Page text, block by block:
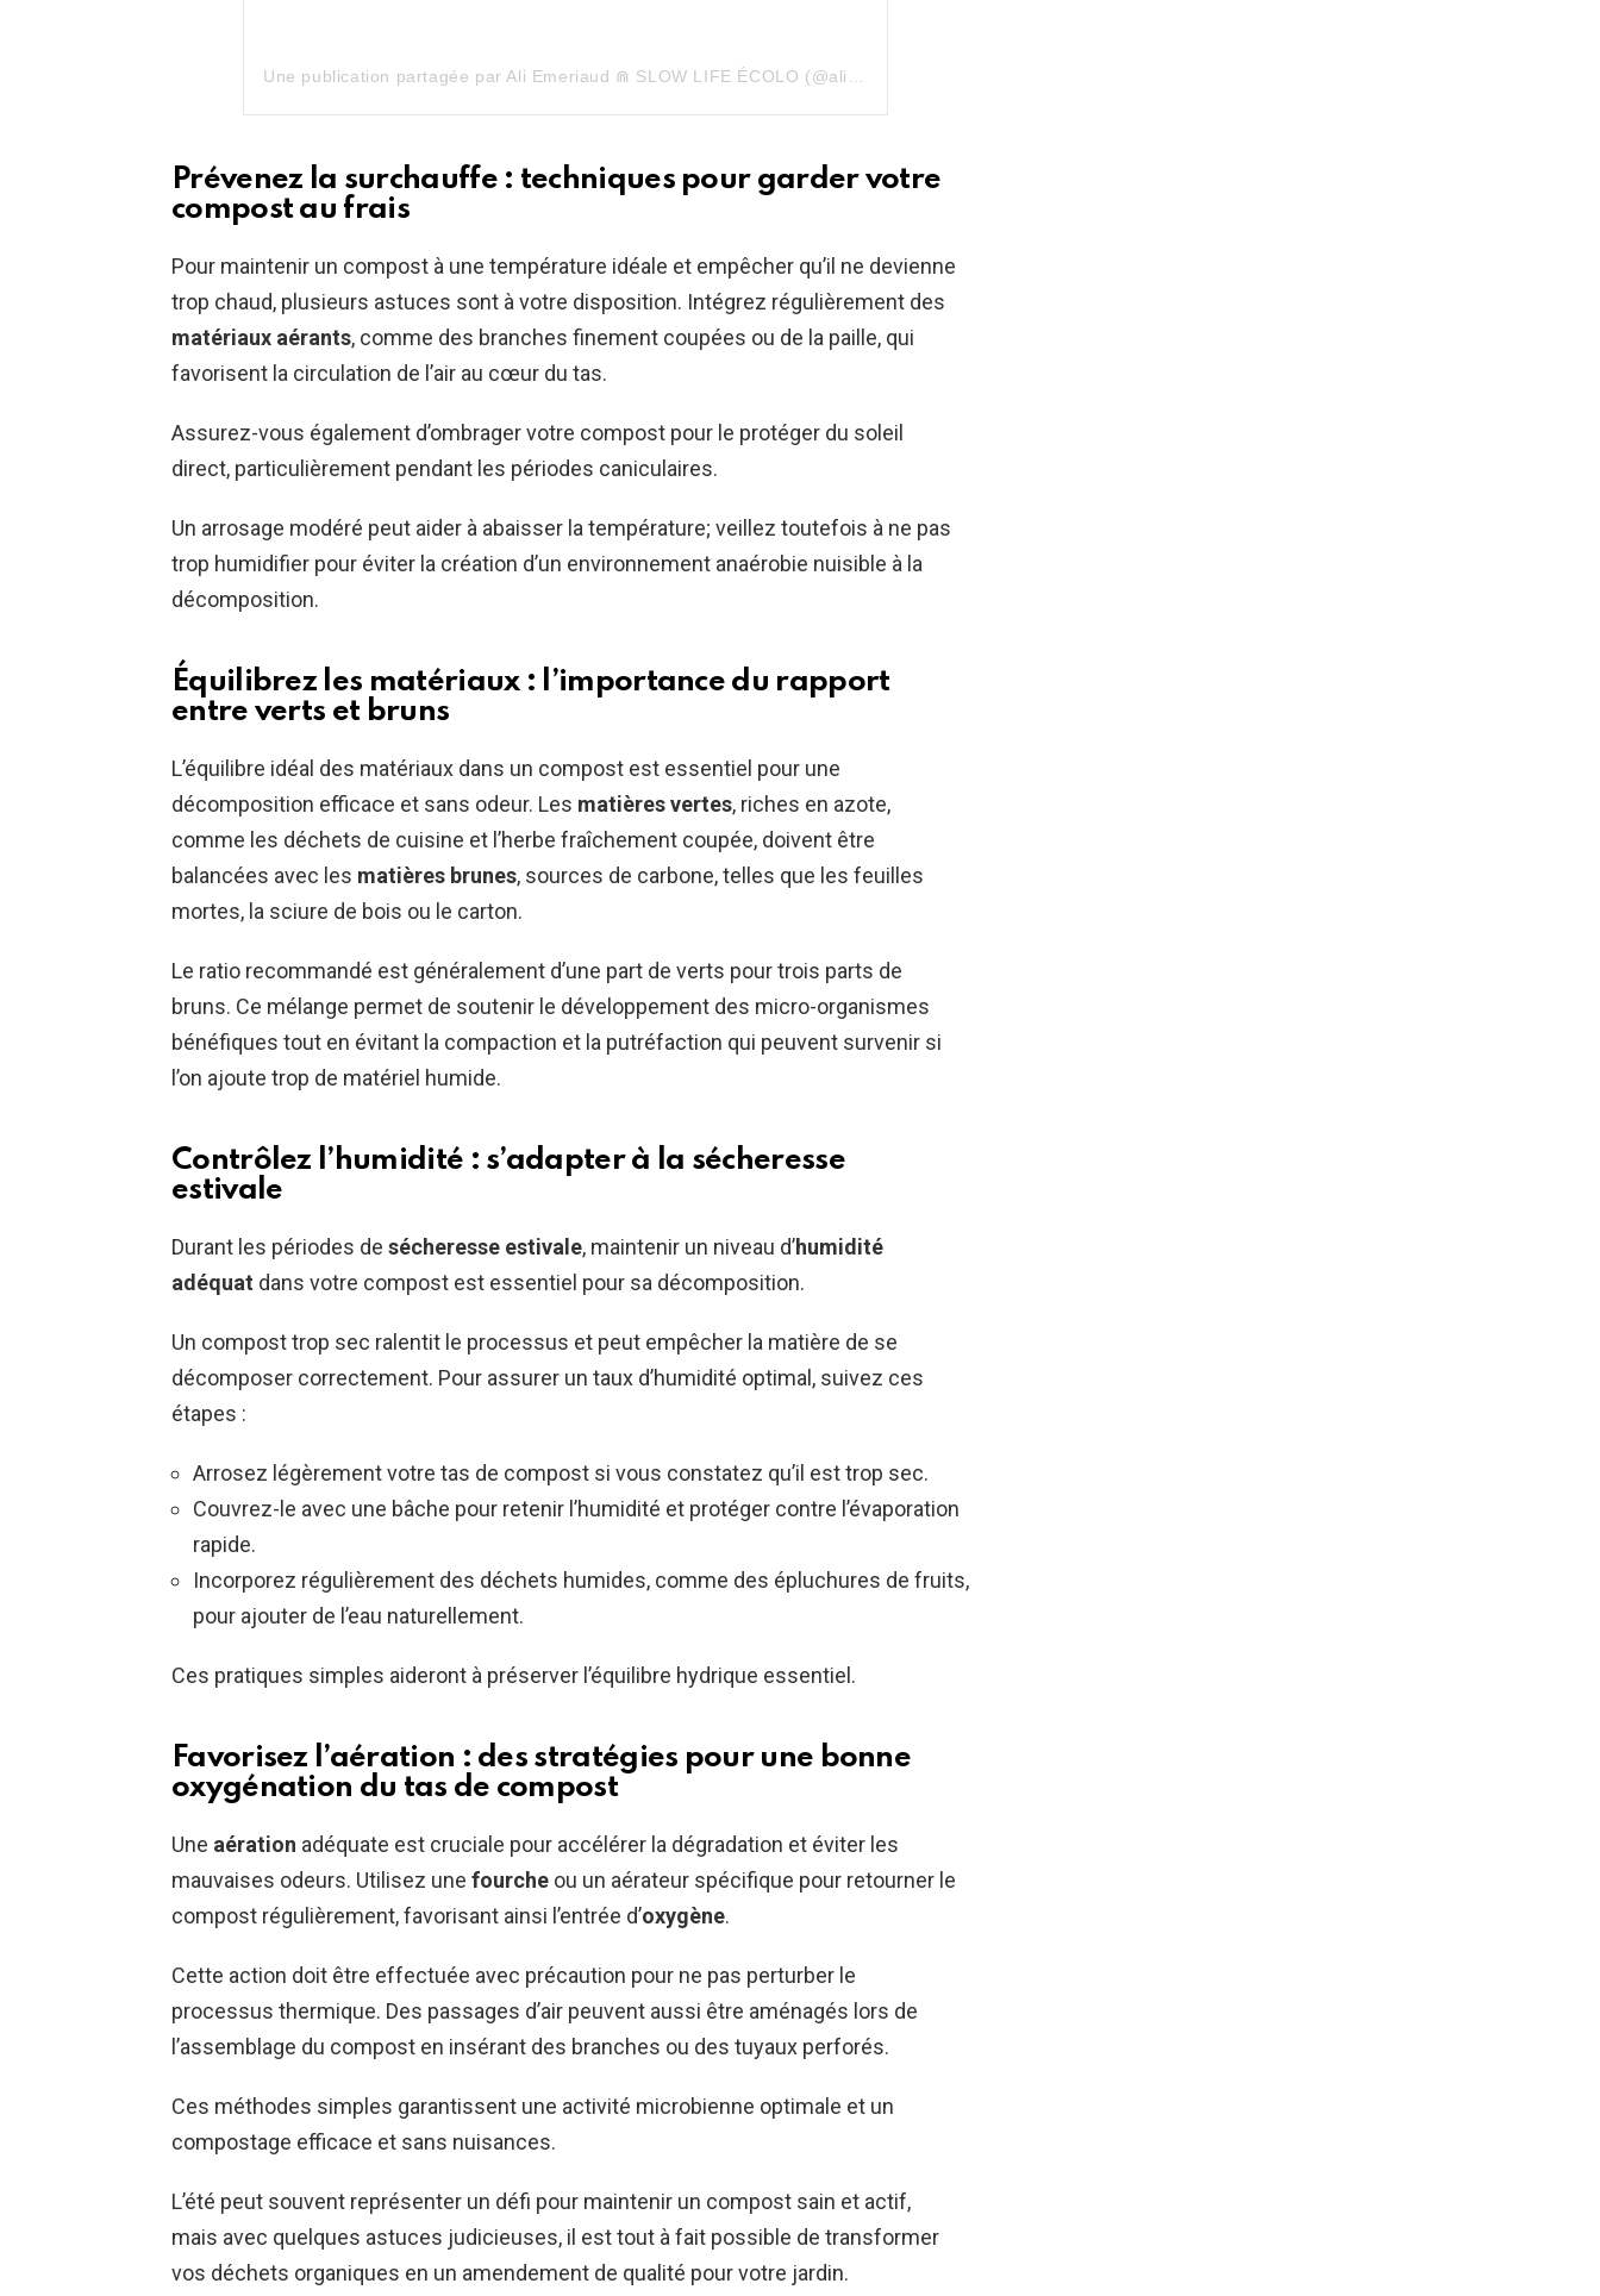
Prévenez la surchauffe : techniques pour garder votre
compost au frais
Pour maintenir un compost à une température idéale et empêcher qu’il ne devienne
trop chaud, plusieurs astuces sont à votre disposition. Intégrez régulièrement des
matériaux aérants, comme des branches finement coupées ou de la paille, qui
favorisent la circulation de l’air au cœur du tas.
Assurez-vous également d’ombrager votre compost pour le protéger du soleil
direct, particulièrement pendant les périodes caniculaires.
Un arrosage modéré peut aider à abaisser la température; veillez toutefois à ne pas
trop humidifier pour éviter la création d’un environnement anaérobie nuisible à la
décomposition.
Équilibrez les matériaux : l’importance du rapport
entre verts et bruns
L’équilibre idéal des matériaux dans un compost est essentiel pour une
décomposition efficace et sans odeur. Les matières vertes, riches en azote,
comme les déchets de cuisine et l’herbe fraîchement coupée, doivent être
balancées avec les matières brunes, sources de carbone, telles que les feuilles
mortes, la sciure de bois ou le carton.
Le ratio recommandé est généralement d’une part de verts pour trois parts de
bruns. Ce mélange permet de soutenir le développement des micro-organismes
bénéfiques tout en évitant la compaction et la putréfaction qui peuvent survenir si
l’on ajoute trop de matériel humide.
Contrôlez l’humidité : s’adapter à la sécheresse
estivale
Durant les périodes de sécheresse estivale, maintenir un niveau d’humidité
adéquat dans votre compost est essentiel pour sa décomposition.
Un compost trop sec ralentit le processus et peut empêcher la matière de se
décomposer correctement. Pour assurer un taux d’humidité optimal, suivez ces
étapes :
Arrosez légèrement votre tas de compost si vous constatez qu’il est trop sec.
Couvrez-le avec une bâche pour retenir l’humidité et protéger contre l’évaporation
rapide.
Incorporez régulièrement des déchets humides, comme des épluchures de fruits,
pour ajouter de l’eau naturellement.
Ces pratiques simples aideront à préserver l’équilibre hydrique essentiel.
Favorisez l’aération : des stratégies pour une bonne
oxygénation du tas de compost
Une aération adéquate est cruciale pour accélérer la dégradation et éviter les
mauvaises odeurs. Utilisez une fourche ou un aérateur spécifique pour retourner le
compost régulièrement, favorisant ainsi l’entrée d’oxygène.
Cette action doit être effectuée avec précaution pour ne pas perturber le
processus thermique. Des passages d’air peuvent aussi être aménagés lors de
l’assemblage du compost en insérant des branches ou des tuyaux perforés.
Ces méthodes simples garantissent une activité microbienne optimale et un
compostage efficace et sans nuisances.
L’été peut souvent représenter un défi pour maintenir un compost sain et actif,
mais avec quelques astuces judicieuses, il est tout à fait possible de transformer
vos déchets organiques en un amendement de qualité pour votre jardin.